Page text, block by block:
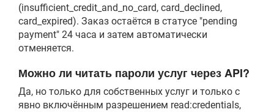
(insufficient_credit_and_no_card, card_declined,
card_expired). Заказ остаётся в статусе "pending
payment" 24 часа и затем автоматически
отменяется.
Можно ли читать пароли услуг через API?
Да, но только для собственных услуг и только с
явно включённым разрешением read:credentials,